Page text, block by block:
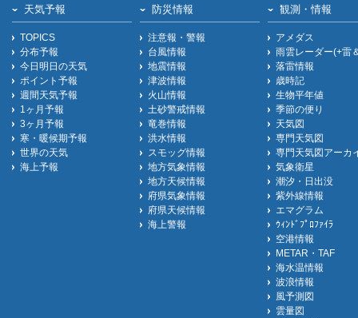
天気予報
TOPICS
分布予報
今日明日の天気
ポイント予報
週間天気予報
1ヶ月予報
3ヶ月予報
寒・暖候期予報
世界の天気
海上予報
防災情報
注意報・警報
台風情報
地震情報
津波情報
火山情報
土砂警戒情報
竜巻情報
洪水情報
スモッグ情報
地方気象情報
地方天候情報
府県気象情報
府県天候情報
海上警報
観測・情報
アメダス
雨雲レーダー(+雷
落雷情報
歳時記
生物平年値
季節の便り
天気図
専門天気図
専門天気図アーカ
気象衛星
潮汐・日出没
紫外線情報
エマグラム
ｳｨﾝﾄﾞﾌﾟﾛﾌｧｲﾗ
空港情報
METAR・TAF
海水温情報
波浪情報
風予測図
雲量図